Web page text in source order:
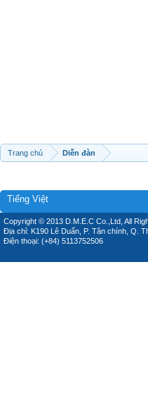
Trang chủ Diễn đàn
Tiếng Việt
Copyright © 2013 D.M.E.C Co.,Ltd, All
Địa chỉ: K190 Lê Duẩn, P. Tân chính, Q.
Điện thoại: (+84) 5113752506